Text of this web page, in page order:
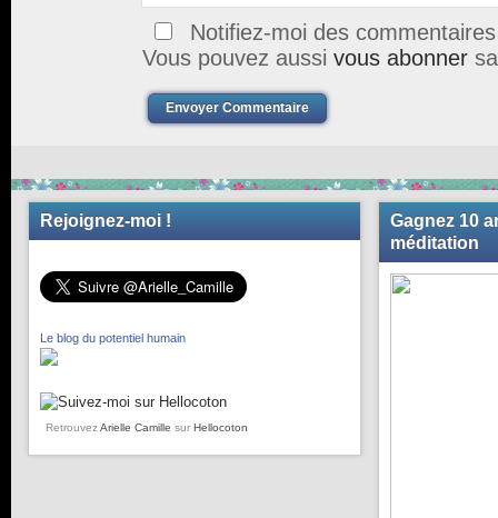
Notifiez-moi des
Vous pouvez aussi vous abonner
Envoyer Commentaire
Rejoignez-moi !
Le blog du potentiel humain
RetrouvezArielle Camille sur Hellocoton
Gagnez 10
méditation